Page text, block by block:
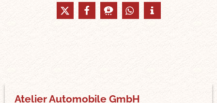
Atelier Automobile GmbH